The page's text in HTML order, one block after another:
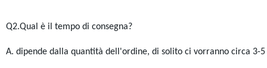
Q2.Qual è il tempo di consegna?
A. dipende dalla quantità dell'ordine, di solito ci vorranno circa 3-